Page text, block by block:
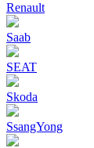
Renault
Saab
SEAT
Skoda
SsangYong